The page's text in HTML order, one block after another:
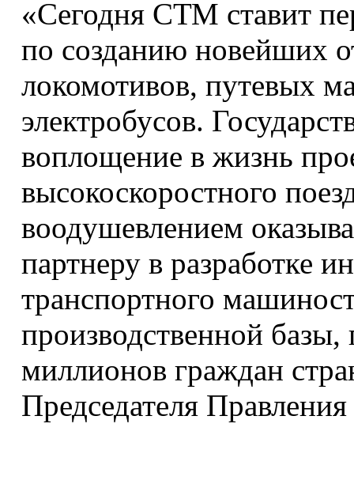
«Сегодня СТМ ставит
по созданию новейших
локомотивов, путевых
электробусов.
воплощение в жизнь
высокоскоростного
воодушевлением
партнеру в разработке
транспортного
производственной
миллионов граждан
Председателя Правления